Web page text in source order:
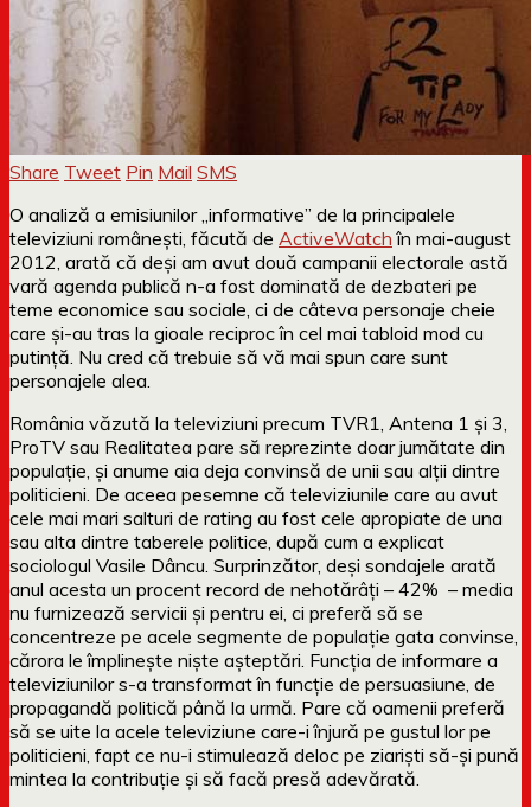
Share Tweet Pin Mail SMS
O analiză a emisiunilor „informative” de la principalele
televiziuni românești, făcută de ActiveWatch în mai-august
2012, arată că deși am avut două campanii electorale astă
vară agenda publică n-a fost dominată de dezbateri pe
teme economice sau sociale, ci de câteva personaje cheie
care și-au tras la gioale reciproc în cel mai tabloid mod cu
putință. Nu cred că trebuie să vă mai spun care sunt
personajele alea.
România văzută la televiziuni precum TVR1, Antena 1 și 3,
ProTV sau Realitatea pare să reprezinte doar jumătate din
populație, și anume aia deja convinsă de unii sau alții dintre
politicieni. De aceea pesemne că televiziunile care au avut
cele mai mari salturi de rating au fost cele apropiate de una
sau alta dintre taberele politice, după cum a explicat
sociologul Vasile Dâncu. Surprinzător, deși sondajele arată
anul acesta un procent record de nehotărâți – 42% – media
nu furnizează servicii și pentru ei, ci preferă să se
concentreze pe acele segmente de populație gata convinse,
cărora le împlinește niște așteptări. Funcția de informare a
televiziunilor s-a transformat în funcție de persuasiune, de
propagandă politică până la urmă. Pare că oamenii preferă
să se uite la acele televiziune care-i înjură pe gustul lor pe
politicieni, fapt ce nu-i stimulează deloc pe ziariști să-și pună
mintea la contribuție și să facă presă adevărată.